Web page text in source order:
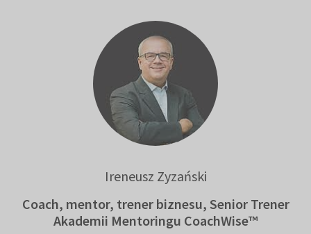
Ireneusz Zyzański
Coach, mentor, trener biznesu, Senior Trener
Akademii Mentoringu CoachWise™